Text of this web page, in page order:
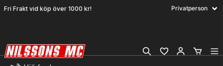
Fri Frakt vid köp över 1000 kr!